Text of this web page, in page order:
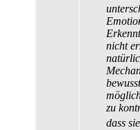
nicht
zu
dass